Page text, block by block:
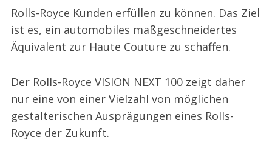
Rolls-Royce Kunden erfüllen zu können. Das Ziel
ist es, ein automobiles maßgeschneidertes
Äquivalent zur Haute Couture zu schaffen.
Der Rolls-Royce VISION NEXT 100 zeigt daher
nur eine von einer Vielzahl von möglichen
gestalterischen Ausprägungen eines Rolls-
Royce der Zukunft.